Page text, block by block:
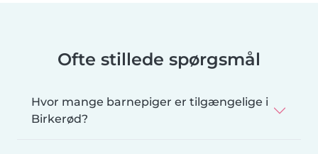
Ofte stillede spørgsmål
Hvor mange barnepiger er tilgængelige i
Birkerød?